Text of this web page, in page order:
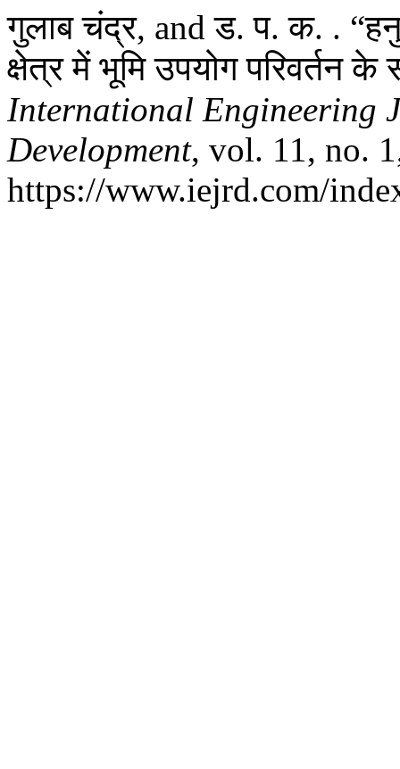
गुलाब चंद्र, and ड. प. क. .
क्षेत्र में भूमि उपयोग परिवर्तन
International Engineering
Development, vol. 11, no.
https://www.iejrd.com/